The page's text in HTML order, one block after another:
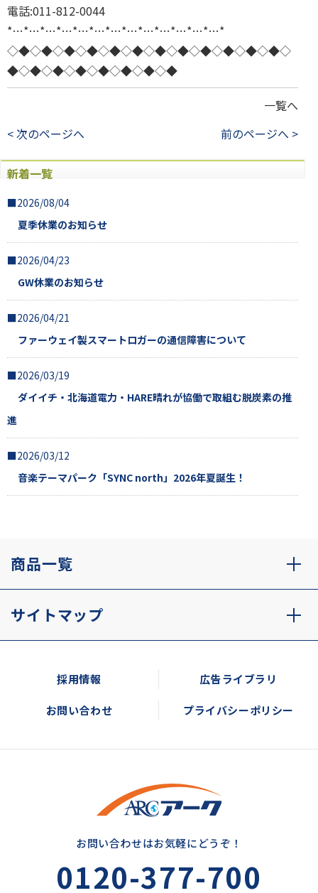
電話:011-812-0044
*…*…*…*…*…*…*…*…*…*…*…*…*…*
◇◆◇◆◇◆◇◆◇◆◇◆◇◆◇◆◇◆◇◆◇◆◇◆◇
◆◇◆◇◆◇◆◇◆◇◆◇◆◇◆
一覧へ
< 次のページへ
前のページへ >
新着一覧
■2026/08/04
夏季休業のお知らせ
■2026/04/23
GW休業のお知らせ
■2026/04/21
ファーウェイ製スマートロガーの通信障害について
■2026/03/19
ダイイチ・北海道電力・HARE晴れが協働で取組む脱炭素の推
進
■2026/03/12
音楽テーマパーク「SYNC north」2026年夏誕生！
商品一覧
サイトマップ
採用情報 広告ライブラリ
お問い合わせ プライバシーポリシー
お問い合わせはお気軽にどうぞ！
0120-377-700